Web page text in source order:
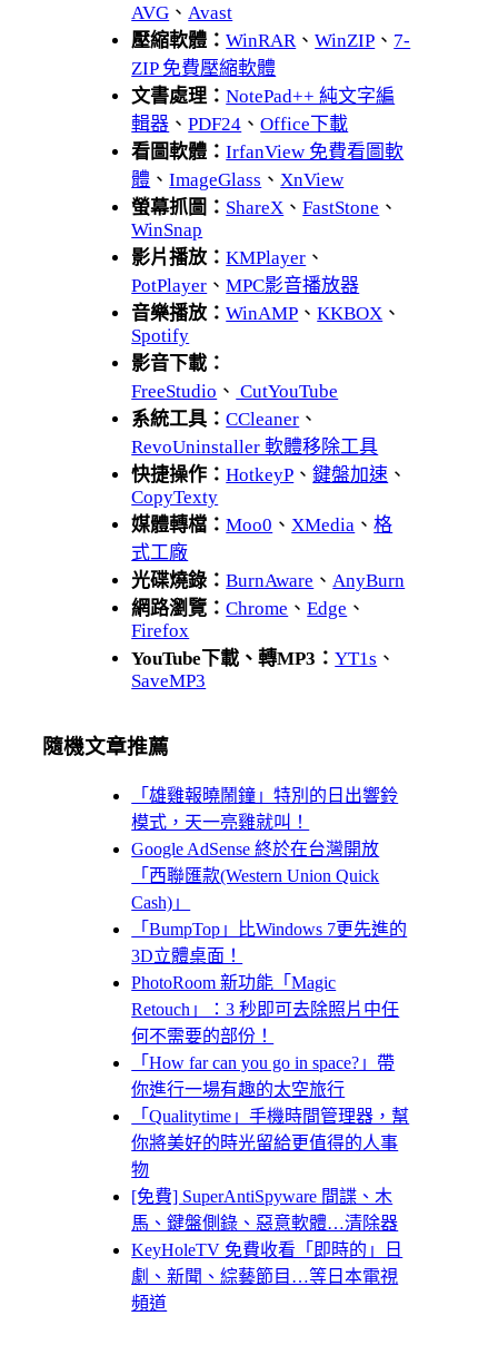
AVG 、 Avast
壓縮軟體：WinRAR 、WinZIP 、 7-
ZIP 免費壓縮軟體
文書處理：NotePad++ 純文字編
輯器 、PDF24 、Office下載
看圖軟體：IrfanView 免費看圖軟
體 、ImageGlass 、 XnView
螢幕抓圖： ShareX 、FastStone 、
WinSnap
影片播放：KMPlayer 、
PotPlayer 、MPC影音播放器
音樂播放：WinAMP 、KKBOX 、
Spotify
影音下載：
FreeStudio 、 CutYouTube
系統工具：CCleaner 、
RevoUninstaller 軟體移除工具
快捷操作：HotkeyP 、鍵盤加速 、
CopyTexty
媒體轉檔：Moo0 、 XMedia 、格
式工廠
光碟燒錄：BurnAware 、 AnyBurn
網路瀏覽：Chrome 、Edge 、
Firefox
YouTube下載、轉MP3：YT1s 、
SaveMP3
隨機文章推薦
「雄雞報曉鬧鐘」特別的日出響鈴
模式，天一亮雞就叫！
Google AdSense 終於在台灣開放
「西聯匯款(Western Union Quick
Cash)」
「BumpTop」比Windows 7更先進的
3D立體桌面！
PhotoRoom 新功能「Magic
Retouch」：3 秒即可去除照片中任
何不需要的部份！
「How far can you go in space?」帶
你進行一場有趣的太空旅行
「Qualitytime」手機時間管理器，幫
你將美好的時光留給更值得的人事
物
[免費] SuperAntiSpyware 間諜、木
馬、鍵盤側錄、惡意軟體…清除器
KeyHoleTV 免費收看「即時的」日
劇、新聞、綜藝節目…等日本電視
頻道